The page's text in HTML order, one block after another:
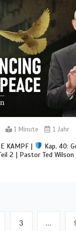
1 Minute 1 Jahr
KAMPF |
Kap. 40:
2 | Pastor Ted Wilson
3 …